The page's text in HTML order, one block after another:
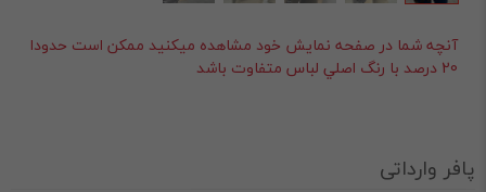
آنچه شما در صفحه نمايش خود مشاهده ميکنيد ممکن است حدودا
20 درصد با رنگ اصلي لباس متفاوت باشد
پافر وارداتی